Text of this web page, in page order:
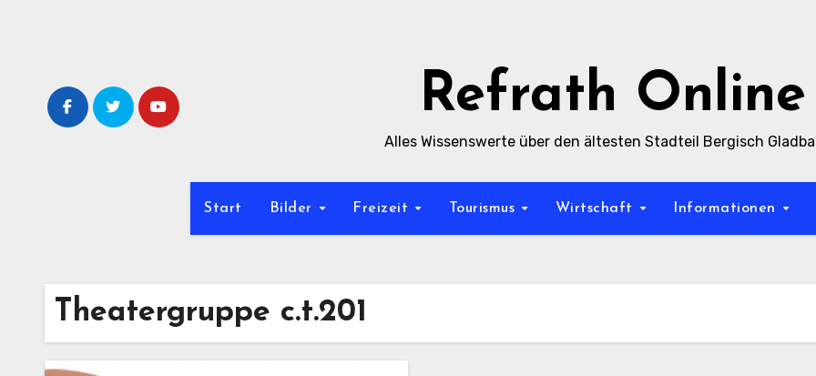
Refrath Online
Alles Wissenswerte über den ältesten Stadteil Bergisch
Start Bilder Freizeit Tourismus Wirtschaft Informationen
Theatergruppe c.t.201